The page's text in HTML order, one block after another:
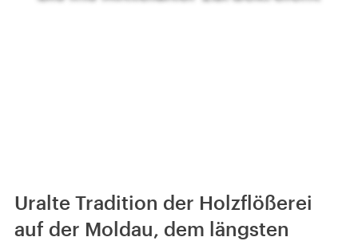
Uralte Tradition der Holzflößerei
auf der Moldau, dem längsten